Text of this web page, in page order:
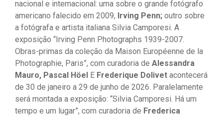
nacional e internacional: uma sobre o grande fotógrafo
americano falecido em 2009, Irving Penn; outro sobre
a fotógrafa e artista italiana Silvia Camporesi. A
exposição “Irving Penn Photographs 1939-2007.
Obras-primas da coleção da Maison Européenne de la
Photographie, Paris”, com curadoria de Alessandra
Mauro, Pascal Höel E Frederique Dolivet acontecerá
de 30 de janeiro a 29 de junho de 2026. Paralelamente
será montada a exposição: “Silvia Camporesi. Há um
tempo e um lugar”, com curadoria de Frederica